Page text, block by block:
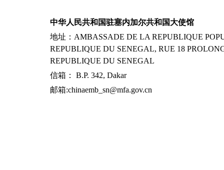
中华人民共和国驻塞内加尔共和国大使馆
地址：AMBASSADE DE LA REPUBLIQUE
REPUBLIQUE DU SENEGAL, RUE 18
REPUBLIQUE DU SENEGAL
信箱： B.P. 342, Dakar
邮箱:chinaemb_sn@mfa.gov.cn